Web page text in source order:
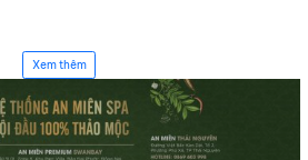
Xem thêm